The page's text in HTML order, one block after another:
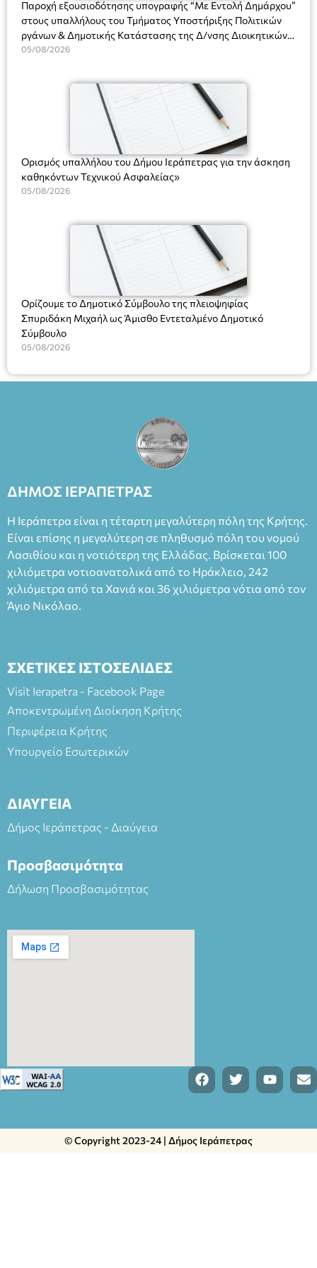
Παροχή εξουσιοδότησης υπογραφής “Με Εντολή Δημάρχου”
στους υπαλλήλους του Τμήματος Υποστήριξης Πολιτικών
ργάνων & Δημοτικής Κατάστασης της Δ/νσης Διοικητικών
Υπηρεσιών για αποφάσεις, πιστοποιητικά, πράξεις και
(Ν. 5314/2026).»
05/08/2026
Ορισμός υπαλλήλου του Δήμου Ιεράπετρας για την άσκηση
καθηκόντων Τεχνικού Ασφαλείας»
05/08/2026
Ορίζουμε το Δημοτικό Σύμβουλο της πλειοψηφίας
Σπυριδάκη Μιχαήλ ως Άμισθο Εντεταλμένο Δημοτικό
Σύμβουλο
05/08/2026
ΔΗΜΟΣ ΙΕΡΑΠΕΤΡΑΣ
Η Ιεράπετρα είναι η τέταρτη μεγαλύτερη πόλη της Κρήτης.
Είναι επίσης η μεγαλύτερη σε πληθυσμό πόλη του νομού
Λασιθίου και η νοτιότερη της Ελλάδας. Βρίσκεται 100
χιλιόμετρα νοτιοανατολικά από το Ηράκλειο, 242
χιλιόμετρα από τα Χανιά και 36 χιλιόμετρα νότια από τον
Άγιο Νικόλαο.
ΣΧΕΤΙΚΕΣ ΙΣΤΟΣΕΛΙΔΕΣ
Visit Ierapetra - Facebook Page
Αποκεντρωμένη Διοίκηση Κρήτης
Περιφέρεια Κρήτης
Υπουργείο Εσωτερικών
ΔΙΑΥΓΕΙΑ
Δήμος Ιεράπετρας - Διαύγεια
Προσβασιμότητα
Δήλωση Προσβασιμότητας
© Copyright 2023-24 | Δήμος Ιεράπετρας